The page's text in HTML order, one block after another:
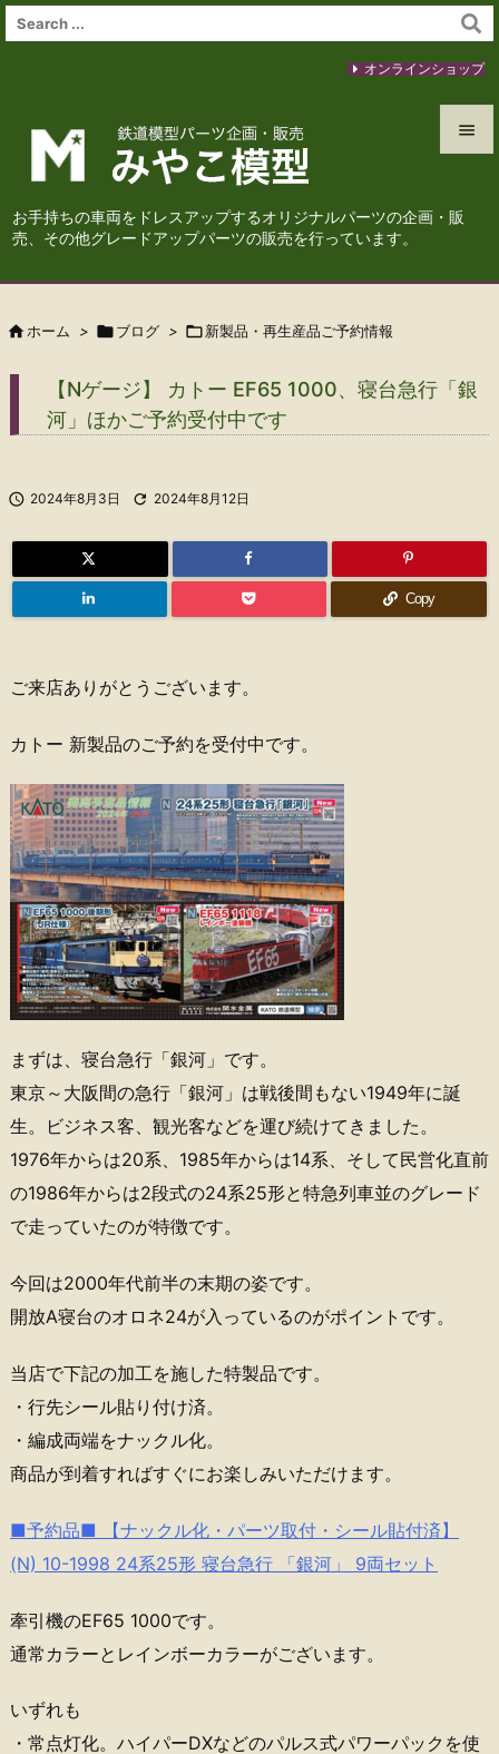
お手持ちの車両をドレスアップするオリジナルパーツの企画・販
売、その他グレードアップパーツの販売を行っています。




オンラインショップ
 ホーム > ブログ > 新製品・再生産品ご予約情報
【Nゲージ】 カトー EF65 1000、寝台急行「銀
河」ほかご予約受付中です
 2024年8月3日  2024年8月12日
Copy
ご来店ありがとうございます。
カトー 新製品のご予約を受付中です。
まずは、寝台急行「銀河」です。
東京～大阪間の急行「銀河」は戦後間もない1949年に誕
生。ビジネス客、観光客などを運び続けてきました。
1976年からは20系、1985年からは14系、そして民営化直前
の1986年からは2段式の24系25形と特急列車並のグレード
で走っていたのが特徴です。
今回は2000年代前半の末期の姿です。
開放A寝台のオロネ24が入っているのがポイントです。
当店で下記の加工を施した特製品です。
・行先シール貼り付け済。
・編成両端をナックル化。
商品が到着すればすぐにお楽しみいただけます。
■予約品■ 【ナックル化・パーツ取付・シール貼付済】
(N) 10-1998 24系25形 寝台急行 「銀河」 9両セット
牽引機のEF65 1000です。
通常カラーとレインボーカラーがございます。
いずれも
・常点灯化。ハイパーDXなどのパルス式パワーパックを使